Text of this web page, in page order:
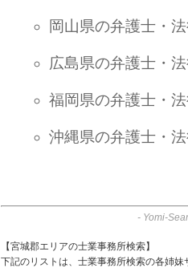
岡山県の弁護士・
広島県の弁護士・
福岡県の弁護士・
沖縄県の弁護士・
- Yomi-
【宮城郡エリアの士業事務所検索】
下記のリストは、士業事務所検索の各姉